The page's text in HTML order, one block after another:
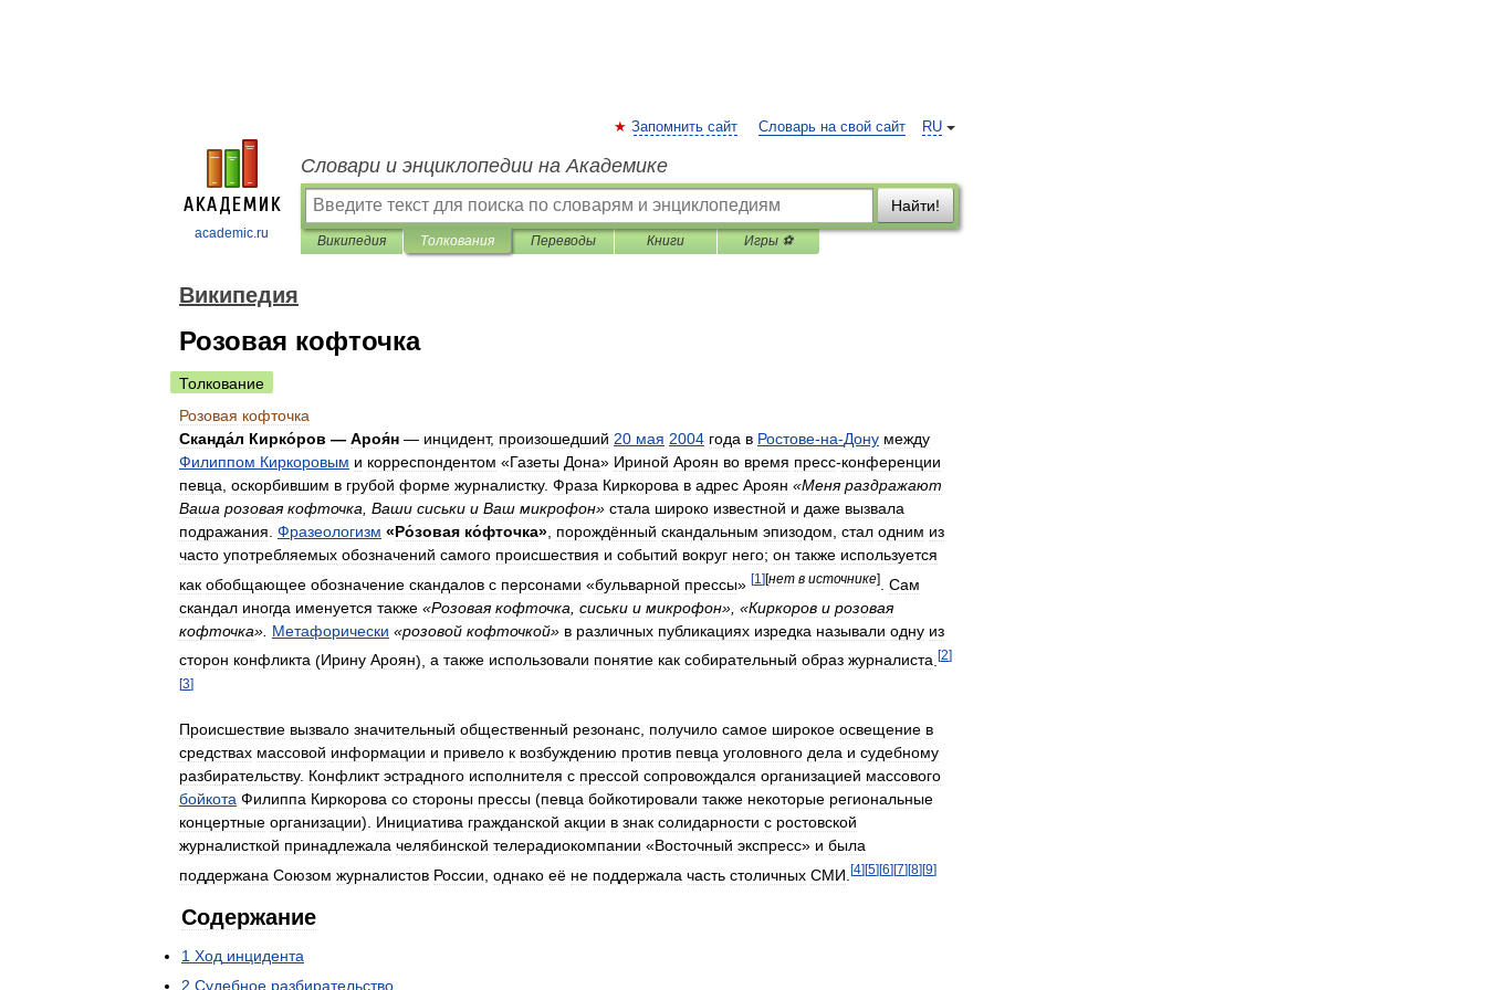
academic.ru
RU
Запомнить сайт Словарь на свой сайт
Словари и энциклопедии на Академике
Найти!
Википедия Толкования Переводы Книги Игры ⚽
Википедия
Розовая кофточка
Толкование
Розовая кофточка
Сканда́л Кирко́ров — Ароя́н — инцидент, произошедший 20 мая 2004 года в Ростове-на-Дону между
Филиппом Киркоровым и корреспондентом «Газеты Дона» Ириной Ароян во время пресс-конференции
певца оскорбившим в грубой форме журналистку. Фраза Киркорова в адрес Ароян «Меня раздражают
Ваша розовая кофточка Ваши сиськи и Ваш микрофон» стала широко известной и даже вызвала
подражания Фразеологизм «Ро́зовая ко́фточка» порождённый скандальным эпизодом стал одним из
часто употребляемых обозначений самого происшествия и событий вокруг него; он также используется
как обобщающее обозначение скандалов с персонами «бульварной прессы» [1 ][нет в источнике]
Сам
скандал иногда именуется также «Розовая кофточка сиськи и микрофон», «Киркоров и розовая
кофточка». Метафорически «розовой кофточкой» в различных публикациях изредка называли одну из
сторон конфликта (Ирину Ароян), а также использовали понятие как собирательный образ журналиста [2]
[3]
Происшествие вызвало значительный общественный резонанс получило самое широкое освещение в
средствах массовой информации и привело к возбуждению против певца уголовного дела и судебному
разбирательству. Конфликт эстрадного исполнителя с прессой сопровождался организацией массового
бойкота Филиппа Киркорова со стороны прессы (певца бойкотировали также некоторые региональные
концертные организации). Инициатива гражданской акции в знак солидарности с ростовской
журналисткой принадлежала челябинской телерадиокомпании «Восточный экспресс» и была
поддержана Союзом журналистов России однако её не поддержала часть столичных СМИ [4][5][6][7][8][9]
Содержание
1 Ход инцидента
2 Судебное разбирательство